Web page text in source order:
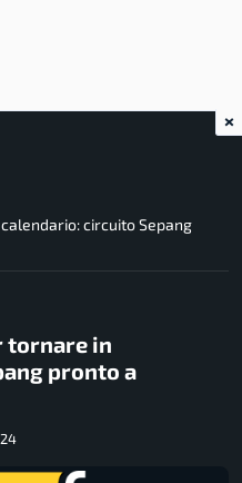
circuito Sepang
tornare in
pronto a
×